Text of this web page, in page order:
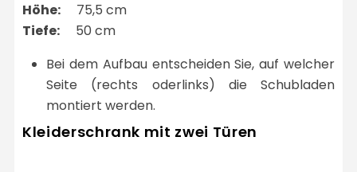
Höhe: 75,5 cm
Tiefe: 50 cm
Bei dem Aufbau entscheiden Sie, auf welcher
Seite (rechts oderlinks) die Schubladen
montiert werden.
Kleiderschrank mit zwei Türen